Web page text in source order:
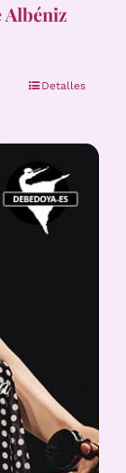
Albéniz
Detalles